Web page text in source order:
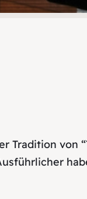
von